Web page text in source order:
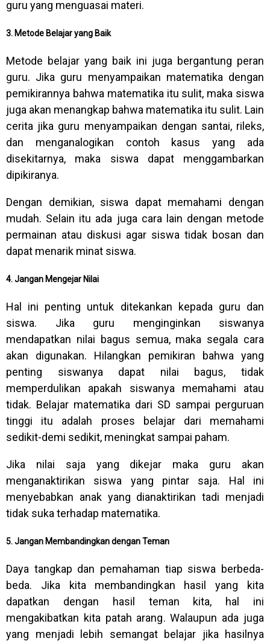
guru yang menguasai materi.
3. Metode Belajar yang Baik
Metode belajar yang baik ini juga bergantung peran
guru. Jika guru menyampaikan matematika dengan
pemikirannya bahwa matematika itu sulit, maka siswa
juga akan menangkap bahwa matematika itu sulit. Lain
cerita jika guru menyampaikan dengan santai, rileks,
dan menganalogikan contoh kasus yang ada
disekitarnya, maka siswa dapat menggambarkan
dipikiranya.
Dengan demikian, siswa dapat memahami dengan
mudah. Selain itu ada juga cara lain dengan metode
permainan atau diskusi agar siswa tidak bosan dan
dapat menarik minat siswa.
4. Jangan Mengejar Nilai
Hal ini penting untuk ditekankan kepada guru dan
siswa. Jika guru menginginkan siswanya
mendapatkan nilai bagus semua, maka segala cara
akan digunakan. Hilangkan pemikiran bahwa yang
penting siswanya dapat nilai bagus, tidak
memperdulikan apakah siswanya memahami atau
tidak. Belajar matematika dari SD sampai perguruan
tinggi itu adalah proses belajar dari memahami
sedikit-demi sedikit, meningkat sampai paham.
Jika nilai saja yang dikejar maka guru akan
menganaktirikan siswa yang pintar saja. Hal ini
menyebabkan anak yang dianaktirikan tadi menjadi
tidak suka terhadap matematika.
5. Jangan Membandingkan dengan Teman
Daya tangkap dan pemahaman tiap siswa berbeda-
beda. Jika kita membandingkan hasil yang kita
dapatkan dengan hasil teman kita, hal ini
mengakibatkan kita patah arang. Walaupun ada juga
yang menjadi lebih semangat belajar jika hasilnya